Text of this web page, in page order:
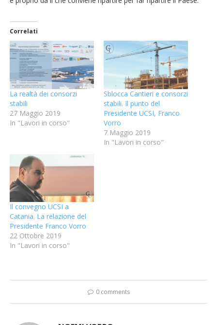
Correlati
La realtà dei consorzi
stabili
27 Maggio 2019
In "Lavori in corso"
Sblocca Cantieri e consorzi
stabili. Il punto del
Presidente UCSI, Franco
Vorro
7 Maggio 2019
In "Lavori in corso"
Il convegno UCSI a
Catania. La relazione del
Presidente Franco Vorro
22 Ottobre 2019
In "Lavori in corso"
0 comments